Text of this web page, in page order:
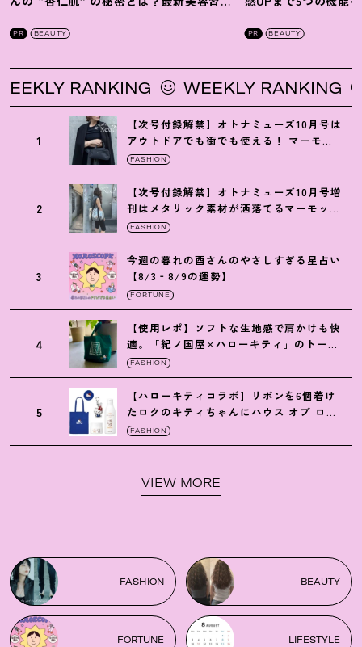
PR BEAUTY PR BEAUTY
RANKING WEEKLY RANKING
1
【次号付録解禁】オトナミューズ10月号は
アウトドアでも街でも使える ！ マーモッ
トの黒ショルダー
FASHION
2
【次号付録解禁】オトナミューズ10月号増
刊はメタリック素材が洒落てるマーモット
の保冷バッグ
FASHION
3
今週の暮れの酉さんのやさしすぎる星占い
【8/3‐8/9の運勢】
FORTUNE
4
【使用レポ】ソフトな生地感で肩かけも快
適。「紀ノ国屋×ハローキティ」のトート
がガシガシ使えて最高です
FASHION
5
【ハローキティコラボ】リボンを6個着け
たロクのキティちゃんにハウス オブ ロー
ゼの限定パケも
FASHION
VIEW MORE
FASHION BEAUTY
FORTUNE LIFESTYLE